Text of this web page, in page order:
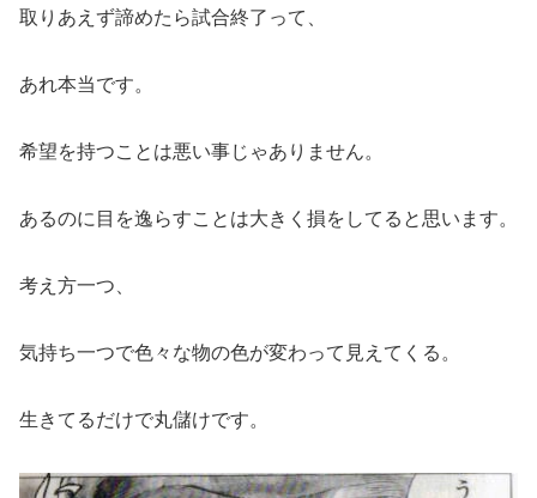
取りあえず諦めたら試合終了って、
あれ本当です。
希望を持つことは悪い事じゃありません。
あるのに目を逸らすことは大きく損をしてると思います。
考え方一つ、
気持ち一つで色々な物の色が変わって見えてくる。
生きてるだけで丸儲けです。